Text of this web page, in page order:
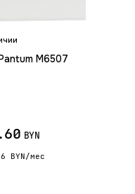
M6507
BYN
BYN/мес